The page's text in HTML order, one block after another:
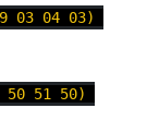
03 04 03)
50 51 50)